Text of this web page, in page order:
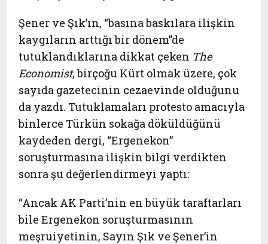
Şener ve Şık’ın, “basına baskılara ilişkin
kaygıların arttığı bir dönem”de
tutuklandıklarına dikkat çeken The
Economist, birçoğu Kürt olmak üzere, çok
sayıda gazetecinin cezaevinde olduğunu
da yazdı. Tutuklamaları protesto amacıyla
binlerce Türkün sokağa döküldüğünü
kaydeden dergi, “Ergenekon”
soruşturmasına ilişkin bilgi verdikten
sonra şu değerlendirmeyi yaptı:
“Ancak AK Parti’nin en büyük taraftarları
bile Ergenekon soruşturmasının
meşruiyetinin, Sayın Şık ve Şener’in